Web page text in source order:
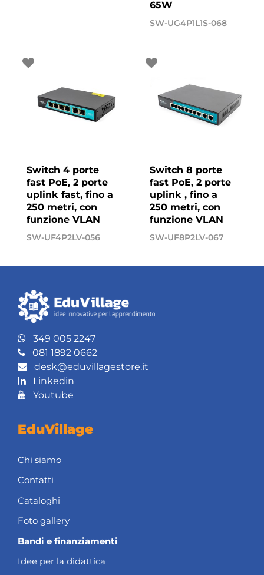
65W
SW-UG4P1L1S-068
Switch 4 porte
fast PoE, 2 porte
uplink fast, fino a
250 metri, con
funzione VLAN
SW-UF4P2LV-056
Switch 8 porte
fast PoE, 2 porte
uplink , fino a
250 metri, con
funzione VLAN
SW-UF8P2LV-067
349 005 2247
081 1892 0662
desk@eduvillagestore.it
Linkedin
Youtube
EduVillage
Chi siamo
Contatti
Cataloghi
Foto gallery
Bandi e finanziamenti
Idee per la didattica